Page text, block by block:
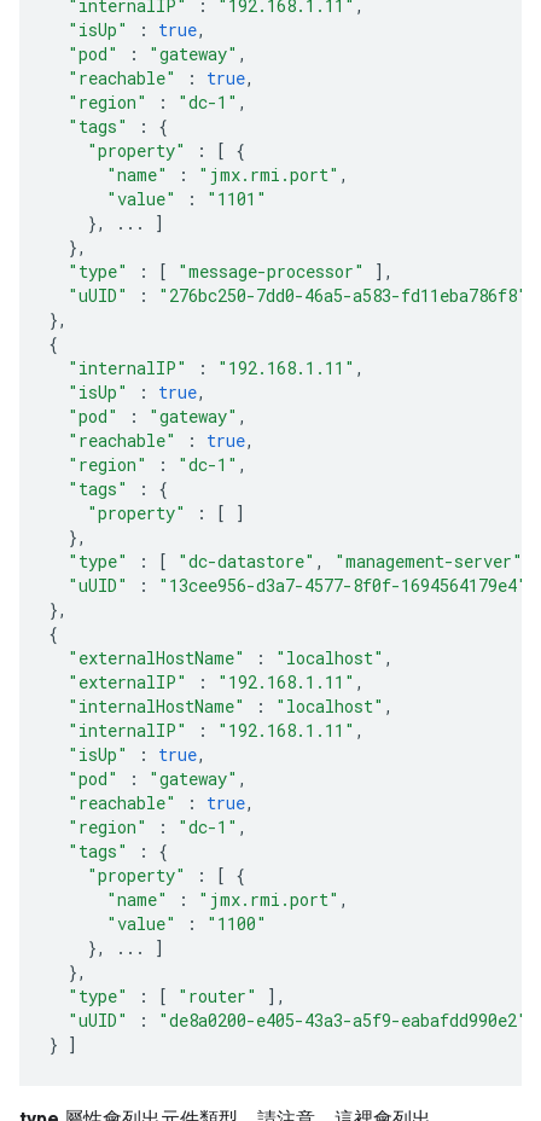
"internalIP" : "192.168.1.11" ,
"isUp"
: true,
"pod"
: "gateway" ,
"reachable"
: true,
"region"
: "dc-1" ,
"tags"
:
{
"property"
: [ {
"name"
: "jmx.rmi.port" ,
"value"
:
"1101"
},
...
]
},
"type"
: [ "message-processor"
],
"uUID"
:
"276bc250-7dd0-46a5-a583-fd11eba786f8"
},
{
"internalIP"
: "192.168.1.11" ,
"isUp"
: true,
"pod"
: "gateway" ,
"reachable"
: true,
"region"
: "dc-1" ,
"tags"
:
{
"property"
: [
]
},
"type"
: [ "dc-datastore" , "management-server"
"uUID"
:
"13cee956-d3a7-4577-8f0f-1694564179e4"
},
{
"externalHostName"
: "localhost" ,
"externalIP"
: "192.168.1.11" ,
"internalHostName"
: "localhost" ,
"internalIP"
: "192.168.1.11" ,
"isUp"
: true,
"pod"
: "gateway" ,
"reachable"
: true,
"region"
: "dc-1" ,
"tags"
:
{
"property"
: [ {
"name"
: "jmx.rmi.port" ,
"value"
:
"1100"
},
...
]
},
"type"
: [ "router"
],
"uUID"
:
"de8a0200-e405-43a3-a5f9-eabafdd990e2"
} ]